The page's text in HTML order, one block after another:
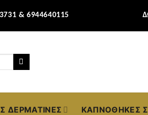
& 6944640115
ΔΕΡΜΆΤΙΝΕΣ ΚΑΠΝΟΘΉΚΕΣ